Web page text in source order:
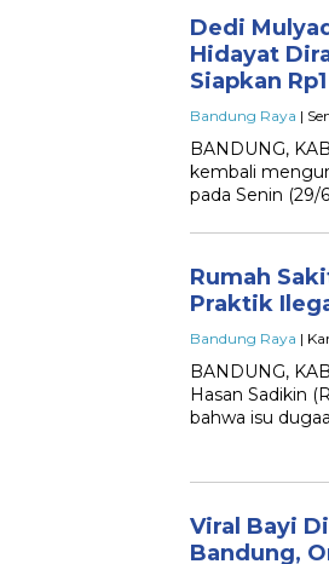
Dedi
Hidayat
Siapkan
Bandung Raya |
BANDUNG,
kembali
pada Senin
Rumah
Praktik
Bandung Raya |
BANDUNG,
Hasan Sadikin
bahwa isu
Viral Bayi
Bandung,